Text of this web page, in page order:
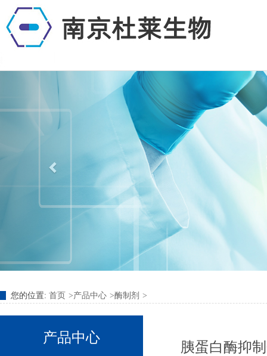
您的位置: 首页 产品中心 酶制剂
产品中心
胰蛋白酶抑